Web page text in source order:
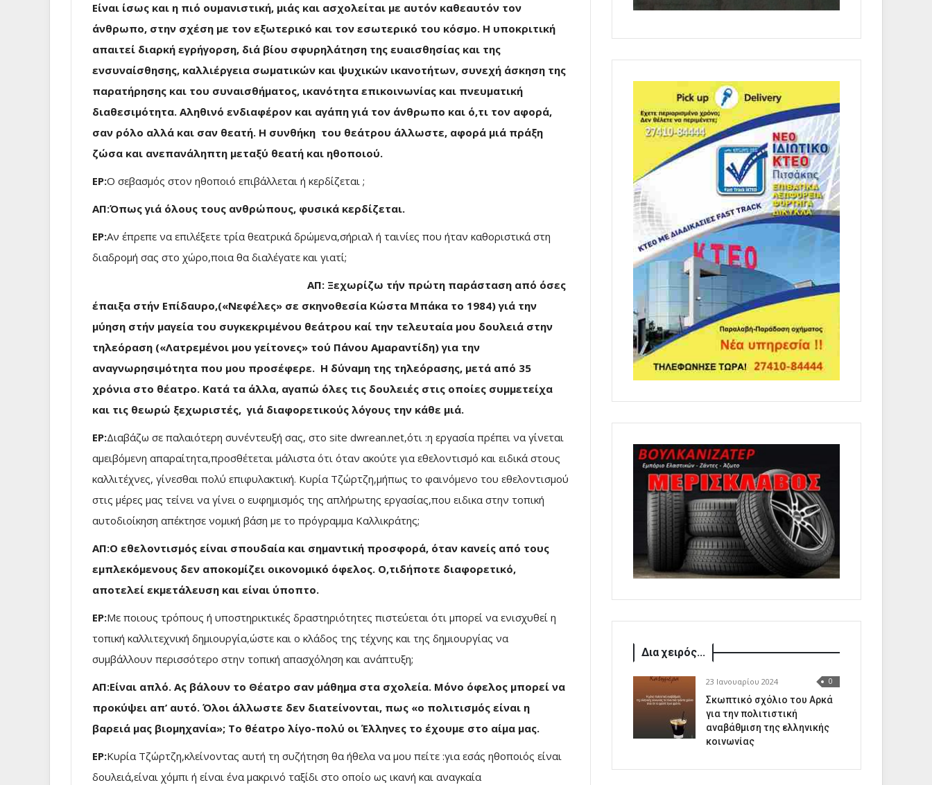
Είναι ίσως και η πιό ουμανιστική, μιάς και ασχολείται με αυτόν καθεαυτόν τον
άνθρωπο, στην σχέση με τον εξωτερικό και τον εσωτερικό του κόσμο. Η υποκριτική
απαιτεί διαρκή εγρήγορση, διά βίου σφυρηλάτηση της ευαισθησίας και της
ενσυναίσθησης, καλλιέργεια σωματικών και ψυχικών ικανοτήτων, συνεχή άσκηση της
παρατήρησης και του συναισθήματος, ικανότητα επικοινωνίας και πνευματική
διαθεσιμότητα. Αληθινό ενδιαφέρον και αγάπη γιά τον άνθρωπο και ό,τι τον αφορά,
σαν ρόλο αλλά και σαν θεατή. Η συνθήκη του θεάτρου άλλωστε, αφορά μιά πράξη
ζώσα και ανεπανάληπτη μεταξύ θεατή και ηθοποιού.
ΕΡ:Ο σεβασμός στον ηθοποιό επιβάλλεται ή κερδίζεται ;
ΑΠ:Όπως γιά όλους τους ανθρώπους, φυσικά κερδίζεται.
ΕΡ:Αν έπρεπε να επιλέξετε τρία θεατρικά δρώμενα,σήριαλ ή ταινίες που ήταν καθοριστικά στη
διαδρομή σας στο χώρο,ποια θα διαλέγατε και γιατί;
ΑΠ: Ξεχωρίζω τήν πρώτη παράσταση από όσες
έπαιξα στήν Επίδαυρο,(«Νεφέλες» σε σκηνοθεσία Κώστα Μπάκα το 1984) γιά την
μύηση στήν μαγεία του συγκεκριμένου θεάτρου καί την τελευταία μου δουλειά στην
τηλεόραση («Λατρεμένοι μου γείτονες» τού Πάνου Αμαραντίδη) για την
αναγνωρησιμότητα που μου προσέφερε. Η δύναμη της τηλεόρασης, μετά από 35
χρόνια στο θέατρο. Κατά τα άλλα, αγαπώ όλες τις δουλειές στις οποίες συμμετείχα
και τις θεωρώ ξεχωριστές, γιά διαφορετικούς λόγους την κάθε μιά.
ΕΡ:Διαβάζω σε παλαιότερη συνέντευξή σας, στο site dwrean.net,ότι :η εργασία πρέπει να γίνεται
αμειβόμενη απαραίτητα,προσθέτεται μάλιστα ότι όταν ακούτε για εθελοντισμό και ειδικά στους
καλλιτέχνες, γίνεσθαι πολύ επιφυλακτική. Κυρία Τζώρτζη,μήπως το φαινόμενο του εθελοντισμού
στις μέρες μας τείνει να γίνει ο ευφημισμός της απλήρωτης εργασίας,που ειδικα στην τοπική
αυτοδιοίκηση απέκτησε νομική βάση με το πρόγραμμα Καλλικράτης;
ΑΠ:Ο εθελοντισμός είναι σπουδαία και σημαντική προσφορά, όταν κανείς από τους
εμπλεκόμενους δεν αποκομίζει οικονομικό όφελος. Ο,τιδήποτε διαφορετικό,
αποτελεί εκμετάλευση και είναι ύποπτο.
ΕΡ:Με ποιους τρόπους ή υποστηρικτικές δραστηριότητες πιστεύεται ότι μπορεί να ενισχυθεί η
τοπική καλλιτεχνική δημιουργία,ώστε και ο κλάδος της τέχνης και της δημιουργίας να
συμβάλλουν περισσότερο στην τοπική απασχόληση και ανάπτυξη;
ΑΠ:Είναι απλό. Ας βάλουν το Θέατρο σαν μάθημα στα σχολεία. Μόνο όφελος μπορεί να
προκύψει απ’ αυτό. Όλοι άλλωστε δεν διατείνονται, πως «ο πολιτισμός είναι η
βαρειά μας βιομηχανία»; Το θέατρο λίγο-πολύ οι Έλληνες το έχουμε στο αίμα μας.
ΕΡ:Κυρία Τζώρτζη,κλείνοντας αυτή τη συζήτηση θα ήθελα να μου πείτε :για εσάς ηθοποιός είναι
δουλειά,είναι χόμπι ή είναι ένα μακρινό ταξίδι στο οποίο ως ικανή και αναγκαία
Δια χειρός...
23 Ιανουαρίου 2024 0
Σκωπτικό σχόλιο του Αρκά
για την πολιτιστική
αναβάθμιση της ελληνικής
κοινωνίας